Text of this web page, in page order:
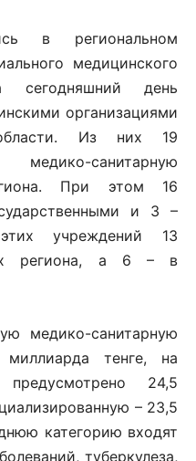
в региональном
медицинского
сегодняшний день
организациями
области. Из них 19
санитарную
При этом 16
и 3 –
учреждений 13
региона, а 6 – в
медико-санитарную
тенге, на
24,5
– 23,5
категорию входят
туберкулеза,